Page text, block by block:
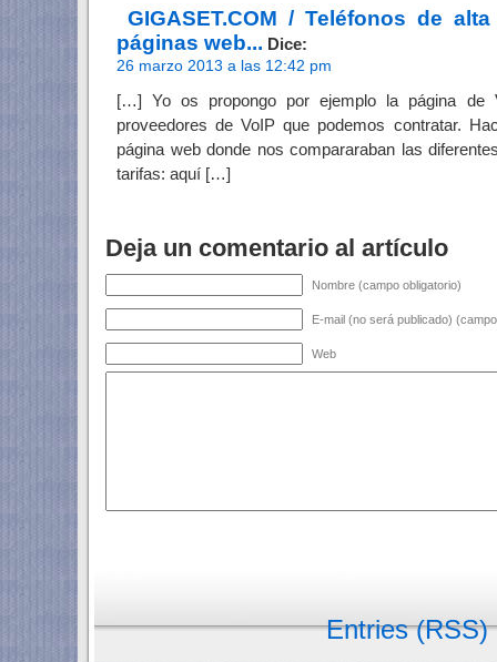
GIGASET.COM / Teléfonos de
páginas web... Dice:
26 marzo 2013 a las 12:42 pm
[…] Yo os propongo por ejemplo la página
proveedores de VoIP que podemos contratar.
página web donde nos compararaban las
tarifas: aquí […]
Deja un comentario al artículo
Nombre (campo obligatorio)
E-mail (no será publicado)
Web
Entries (RSS)